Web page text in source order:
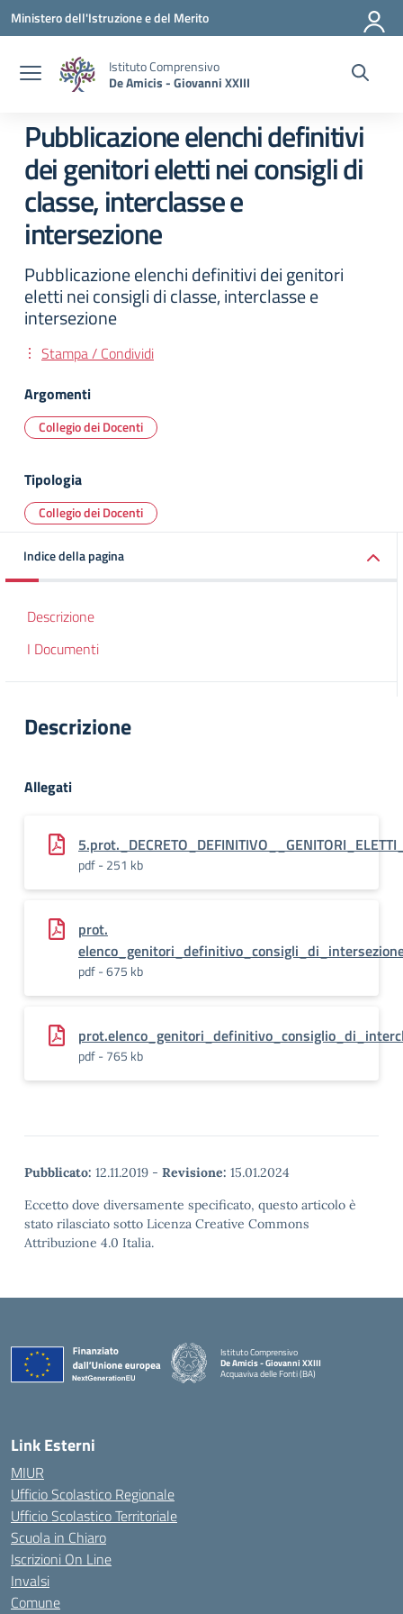
Vai ai contenuti
Vai al menu di navigazione
Vai al footer
Ministero dell'Istruzione e del Merito
Istituto Comprensivo
De Amicis - Giovanni XXIII
Pubblicazione elenchi definitivi
dei genitori eletti nei consigli di
classe, interclasse e
intersezione
Pubblicazione elenchi definitivi dei genitori
eletti nei consigli di classe, interclasse e
intersezione
Stampa / Condividi
Argomenti
Collegio dei Docenti
Tipologia
Collegio dei Docenti
Indice della pagina
Descrizione
I Documenti
Descrizione
Allegati
pdf - 251 kb
prot.
pdf - 675 kb
pdf - 765 kb
Pubblicato: 12.11.2019 - Revisione: 15.01.2024
Eccetto dove diversamente specificato, questo articolo è
stato rilasciato sotto Licenza Creative Commons
Attribuzione 4.0 Italia.
Istituto Comprensivo
De Amicis - Giovanni XXIII
Acquaviva delle Fonti (BA)
— Visita la pagina iniziale della scuola
Link Esterni
MIUR
Ufficio Scolastico Regionale
Ufficio Scolastico Territoriale
Scuola in Chiaro
Iscrizioni On Line
Invalsi
Comune